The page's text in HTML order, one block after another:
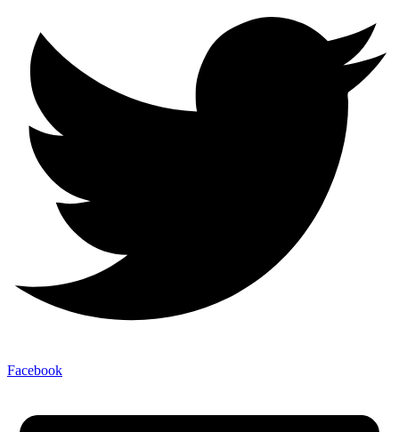
Facebook